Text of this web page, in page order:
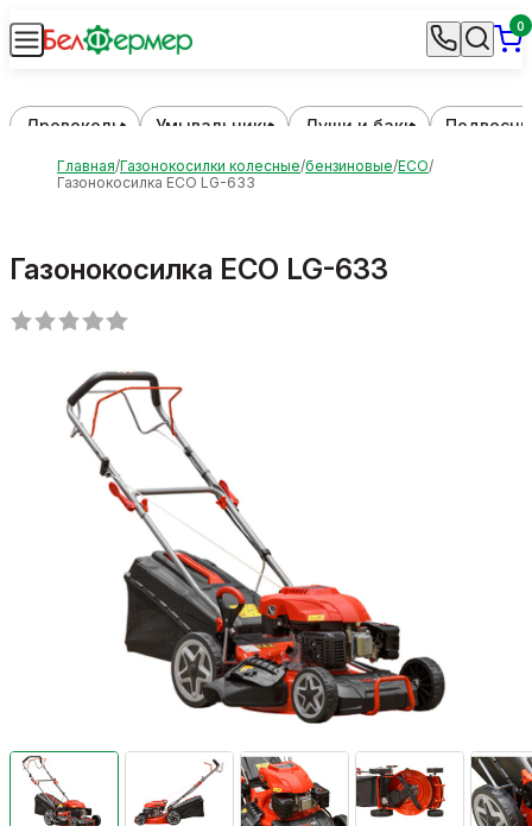
0
Дровоколы Умывальники Души и баки
Главная Газонокосилки колесные бензиновые ECO
Газонокосилка ECO LG-633
Газонокосилка ECO LG-633